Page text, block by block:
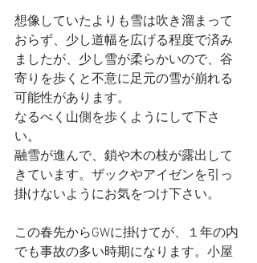
想像していたよりも雪は吹き溜まって
おらず、少し道幅を広げる程度で済み
ましたが、少し雪が柔らかいので、谷
寄りを歩くと不意に足元の雪が崩れる
可能性があります。
なるべく山側を歩くようにして下さ
い。
融雪が進んで、鎖や木の枝が露出して
きています。ザックやアイゼンを引っ
掛けないようにお気をつけ下さい。
この春先からGWに掛けてが、１年の内
でも事故の多い時期になります。小屋